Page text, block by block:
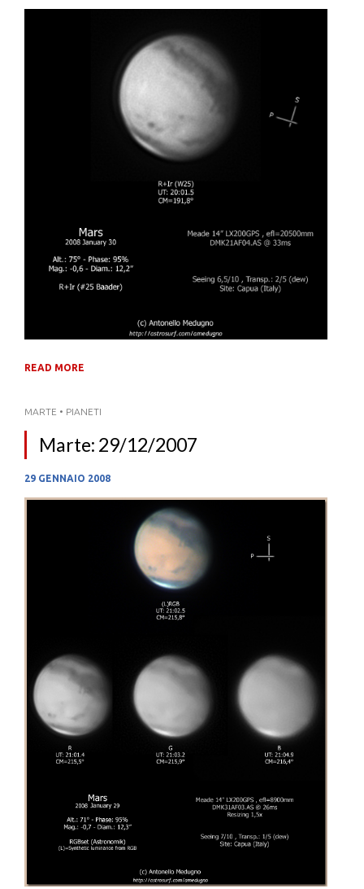
READ MORE
MARTE • PIANETI
Marte: 29/12/2007
29 GENNAIO 2008